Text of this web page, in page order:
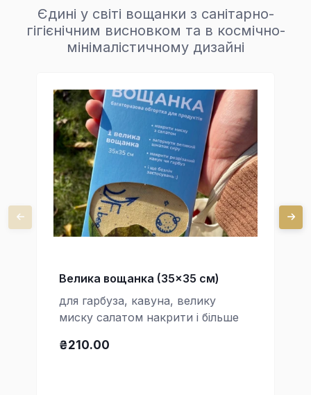
Єдині у світі вощанки з санітарно-
гігієнічним висновком та в космічно-
мінімалістичному дизайні
Велика вощанка (35x35 см)
для гарбуза, кавуна, велику
миску салатом накрити і більше
₴210.00